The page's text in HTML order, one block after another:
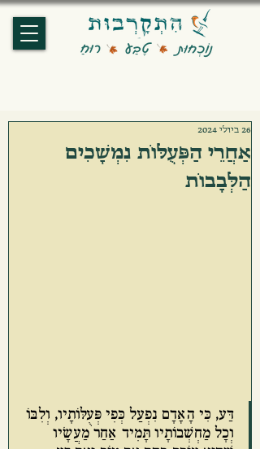
אַחֲרֵי הַפְּעֻלּוֹת נִמְשָׁכִים
הַלְּבָבוֹת
26 ביולי 2024
דַּע, כִּי הָאָדָם נִפְעַל כְּפִי פְּעֻלּוֹתָיו, וְלִבּוֹ
וְכָל מַחְשְׁבוֹתָיו תָּמִיד אַחַר מַעֲשָׂיו